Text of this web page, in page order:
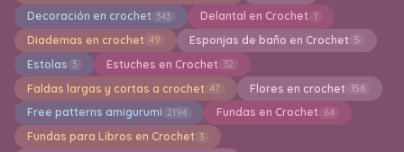
Decoración en crochet 343 Delantal en Crochet 1
Diademas en crochet 49 Esponjas de baño en Crochet 5
Estolas 3 Estuches en Crochet 32
Faldas largas y cortas a crochet 47 Flores en crochet 156
Free patterns amigurumi 2194 Fundas en Crochet 64
Fundas para Libros en Crochet 3